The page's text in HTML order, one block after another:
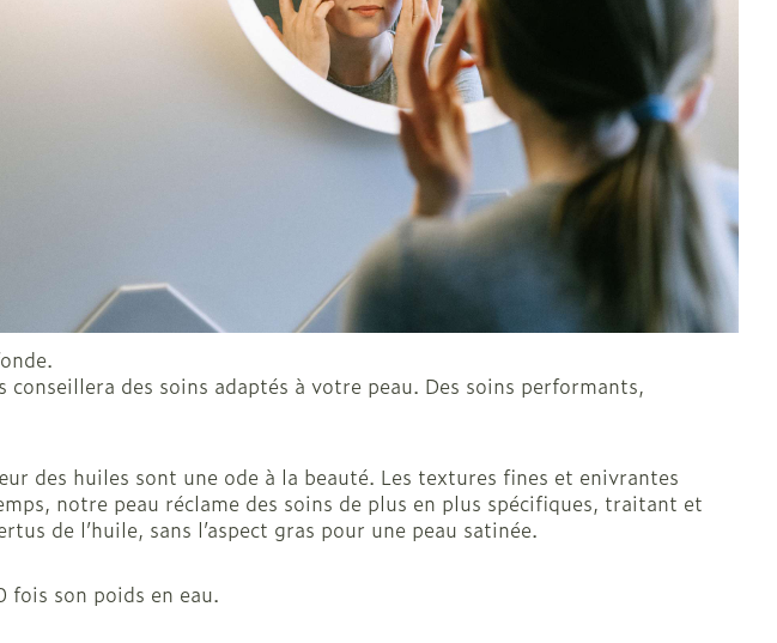
Crème - gel
Oreilles
Bouchons d'oreilles
Nettoyage des oreilles
Gouttes auriculaires
des soins adaptés à votre peau. Des soins performants,
des huiles sont une ode à la beauté. Les textures fines et enivrantes
notre peau réclame des soins de plus en plus spécifiques, traitant et
de l’huile, sans l’aspect gras pour une peau satinée.
fois son poids en eau.